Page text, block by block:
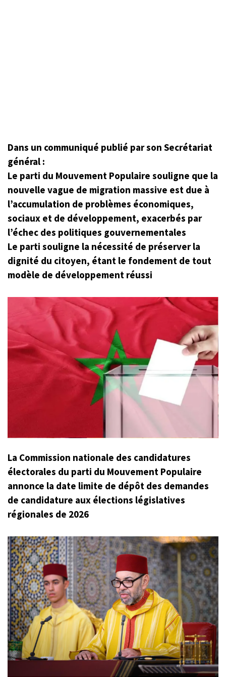
Dans un communiqué publié par son Secrétariat
général :
Le parti du Mouvement Populaire souligne que la
nouvelle vague de migration massive est due à
l’accumulation de problèmes économiques,
sociaux et de développement, exacerbés par
l’échec des politiques gouvernementales
Le parti souligne la nécessité de préserver la
dignité du citoyen, étant le fondement de tout
modèle de développement réussi
La Commission nationale des candidatures
électorales du parti du Mouvement Populaire
annonce la date limite de dépôt des demandes
de candidature aux élections législatives
régionales de 2026